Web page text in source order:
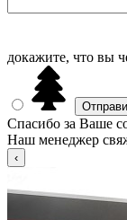
докажите, что вы
Спасибо за Ваше
Наш менеджер